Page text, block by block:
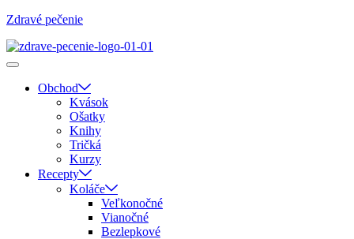
Zdravé pečenie
Obchod
Kvások
Ošatky
Knihy
Tričká
Kurzy
Recepty
Koláče
Veľkonočné
Vianočné
Bezlepkové